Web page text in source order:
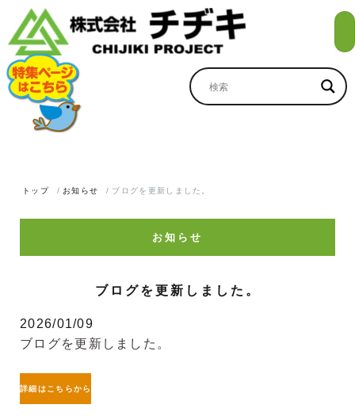
トップ お知らせ ブログを更新しました。
お知らせ
ブログを更新しました。
2026/01/09
ブログを更新しました。
詳細はこちらから